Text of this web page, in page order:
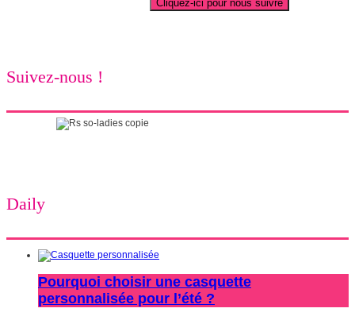
Suivez-nous !
Daily
Pourquoi choisir une casquette
personnalisée pour l’été ?